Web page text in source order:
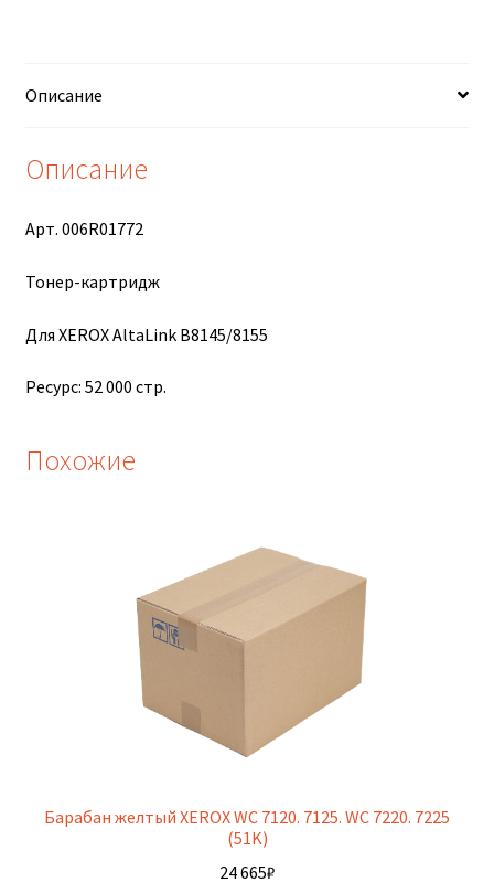
Описание
Описание
Арт. 006R01772
Тонер-картридж
Для XEROX AltaLink B8145/8155
Ресурс: 52 000 стр.
Похожие
Барабан желтый XEROX WC 7120. 7125. WC 7220. 7225
(51K)
24 665₽